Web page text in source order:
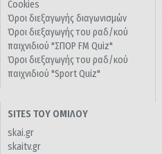
Cookies
Όροι διεξαγωγής διαγωνισμών
Όροι διεξαγωγής του ραδ/κού
παιχνιδιού "ΣΠΟΡ FM Quiz"
Όροι διεξαγωγής του ραδ/κού
παιχνιδιού "Sport Quiz"
SITES ΤΟΥ ΟΜΙΛΟΥ
skai.gr
skaitv.gr